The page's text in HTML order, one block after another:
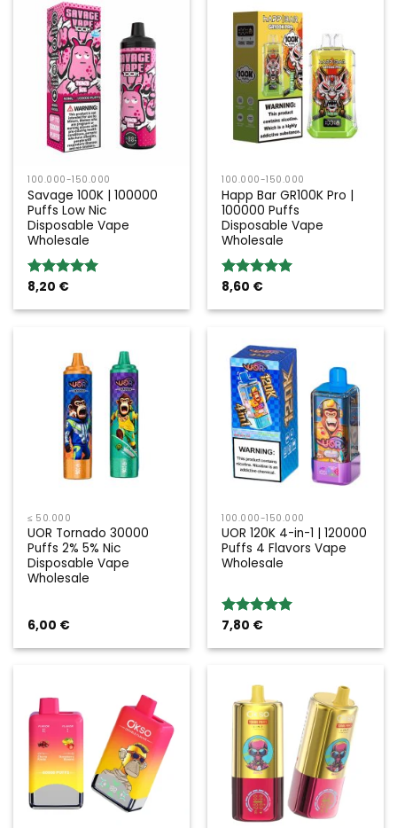
100.000-150.000
Savage 100K | 100000
Puffs Low Nic
Disposable Vape
Wholesale
Bewertung:
8,20 €
100.000-150.000
Happ Bar GR100K Pro |
100000 Puffs
Disposable Vape
Wholesale
Bewertung:
8,60 €
≤ 50.000
UOR Tornado 30000
Puffs 2% 5% Nic
Disposable Vape
Wholesale
6,00 €
100.000-150.000
UOR 120K 4-in-1 | 120000
Puffs 4 Flavors Vape
Wholesale
Bewertung:
7,80 €